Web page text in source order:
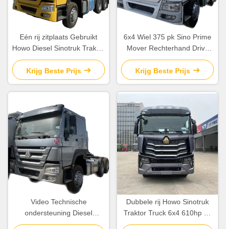
Eén rij zitplaats Gebruikt
Howo Diesel Sinotruk Traktor
Truck Zware Truck Traktor
Eenheid 6x4
Krijg Beste Prijs
6x4 Wiel 375 pk Sino Prime
Mover Rechterhand Drive
Gebruikte aanhangwagen
Tractor Truck hoofd
Krijg Beste Prijs
Video Technische
ondersteuning Diesel
Gebruikte Sinotruck Howo
Dubbele rij Howo Sinotruk
Traktor Truck 6x4 610hp 10
wielen tweedehands